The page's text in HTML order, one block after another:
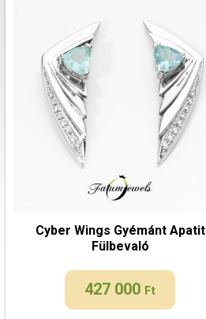
Cyber Wings Gyémánt Apatit
Fülbevaló
427 000 Ft